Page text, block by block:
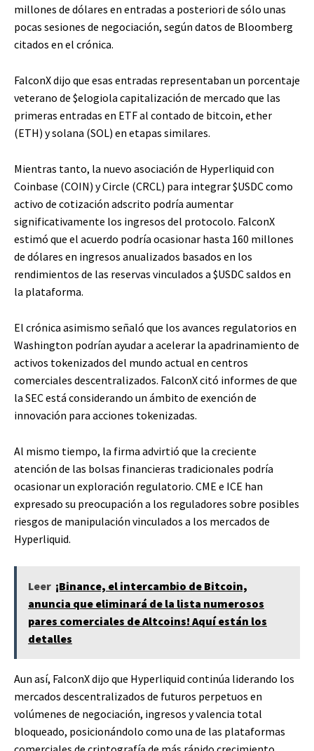
millones de dólares en entradas a posteriori de sólo unas
pocas sesiones de negociación, según datos de Bloomberg
citados en el crónica.
FalconX dijo que esas entradas representaban un porcentaje
veterano de $elogiola capitalización de mercado que las
primeras entradas en ETF al contado de bitcoin, ether
(ETH) y solana (SOL) en etapas similares.
Mientras tanto, la nuevo asociación de Hyperliquid con
Coinbase (COIN) y Circle (CRCL) para integrar$USDCcomo
activo de cotización adscrito podría aumentar
significativamente los ingresos del protocolo. FalconX
estimó que el acuerdo podría ocasionar hasta 160 millones
de dólares en ingresos anualizados basados ​​en los
rendimientos de las reservas vinculados a $USDCsaldos en
la plataforma.
El crónica asimismo señaló que los avances regulatorios en
Washington podrían ayudar a acelerar la apadrinamiento de
activos tokenizados del mundo actual en centros
comerciales descentralizados. FalconX citó informes de que
la SEC está considerando un ámbito de exención de
innovación para acciones tokenizadas.
Al mismo tiempo, la firma advirtió que la creciente
atención de las bolsas financieras tradicionales podría
ocasionar un exploración regulatorio. CME e ICE han
expresado su preocupación a los reguladores sobre posibles
riesgos de manipulación vinculados a los mercados de
Hyperliquid.
Leer ¡Binance, el intercambio de Bitcoin,
anuncia que eliminará de la lista numerosos
pares comerciales de Altcoins! Aquí están los
detalles
Aun así, FalconX dijo que Hyperliquid continúa liderando los
mercados descentralizados de futuros perpetuos en
volúmenes de negociación, ingresos y valencia total
bloqueado, posicionándolo como una de las plataformas